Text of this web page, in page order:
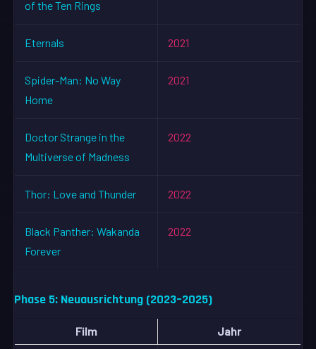
of the Ten Rings
Eternals 2021
Spider-Man: No Way
Home
2021
Doctor Strange in the
Multiverse of Madness
2022
Thor: Love and Thunder 2022
Black Panther: Wakanda
Forever
2022
Phase 5: Neuausrichtung (2023–2025)
Film Jahr